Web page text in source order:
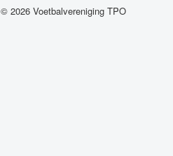
© 2026 Voetbalvereniging TPO